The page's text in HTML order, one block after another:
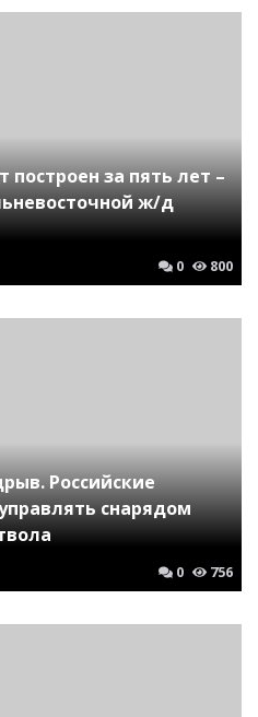
построен за пять лет –
ж/д
0 800
Российские
снарядом
0 756